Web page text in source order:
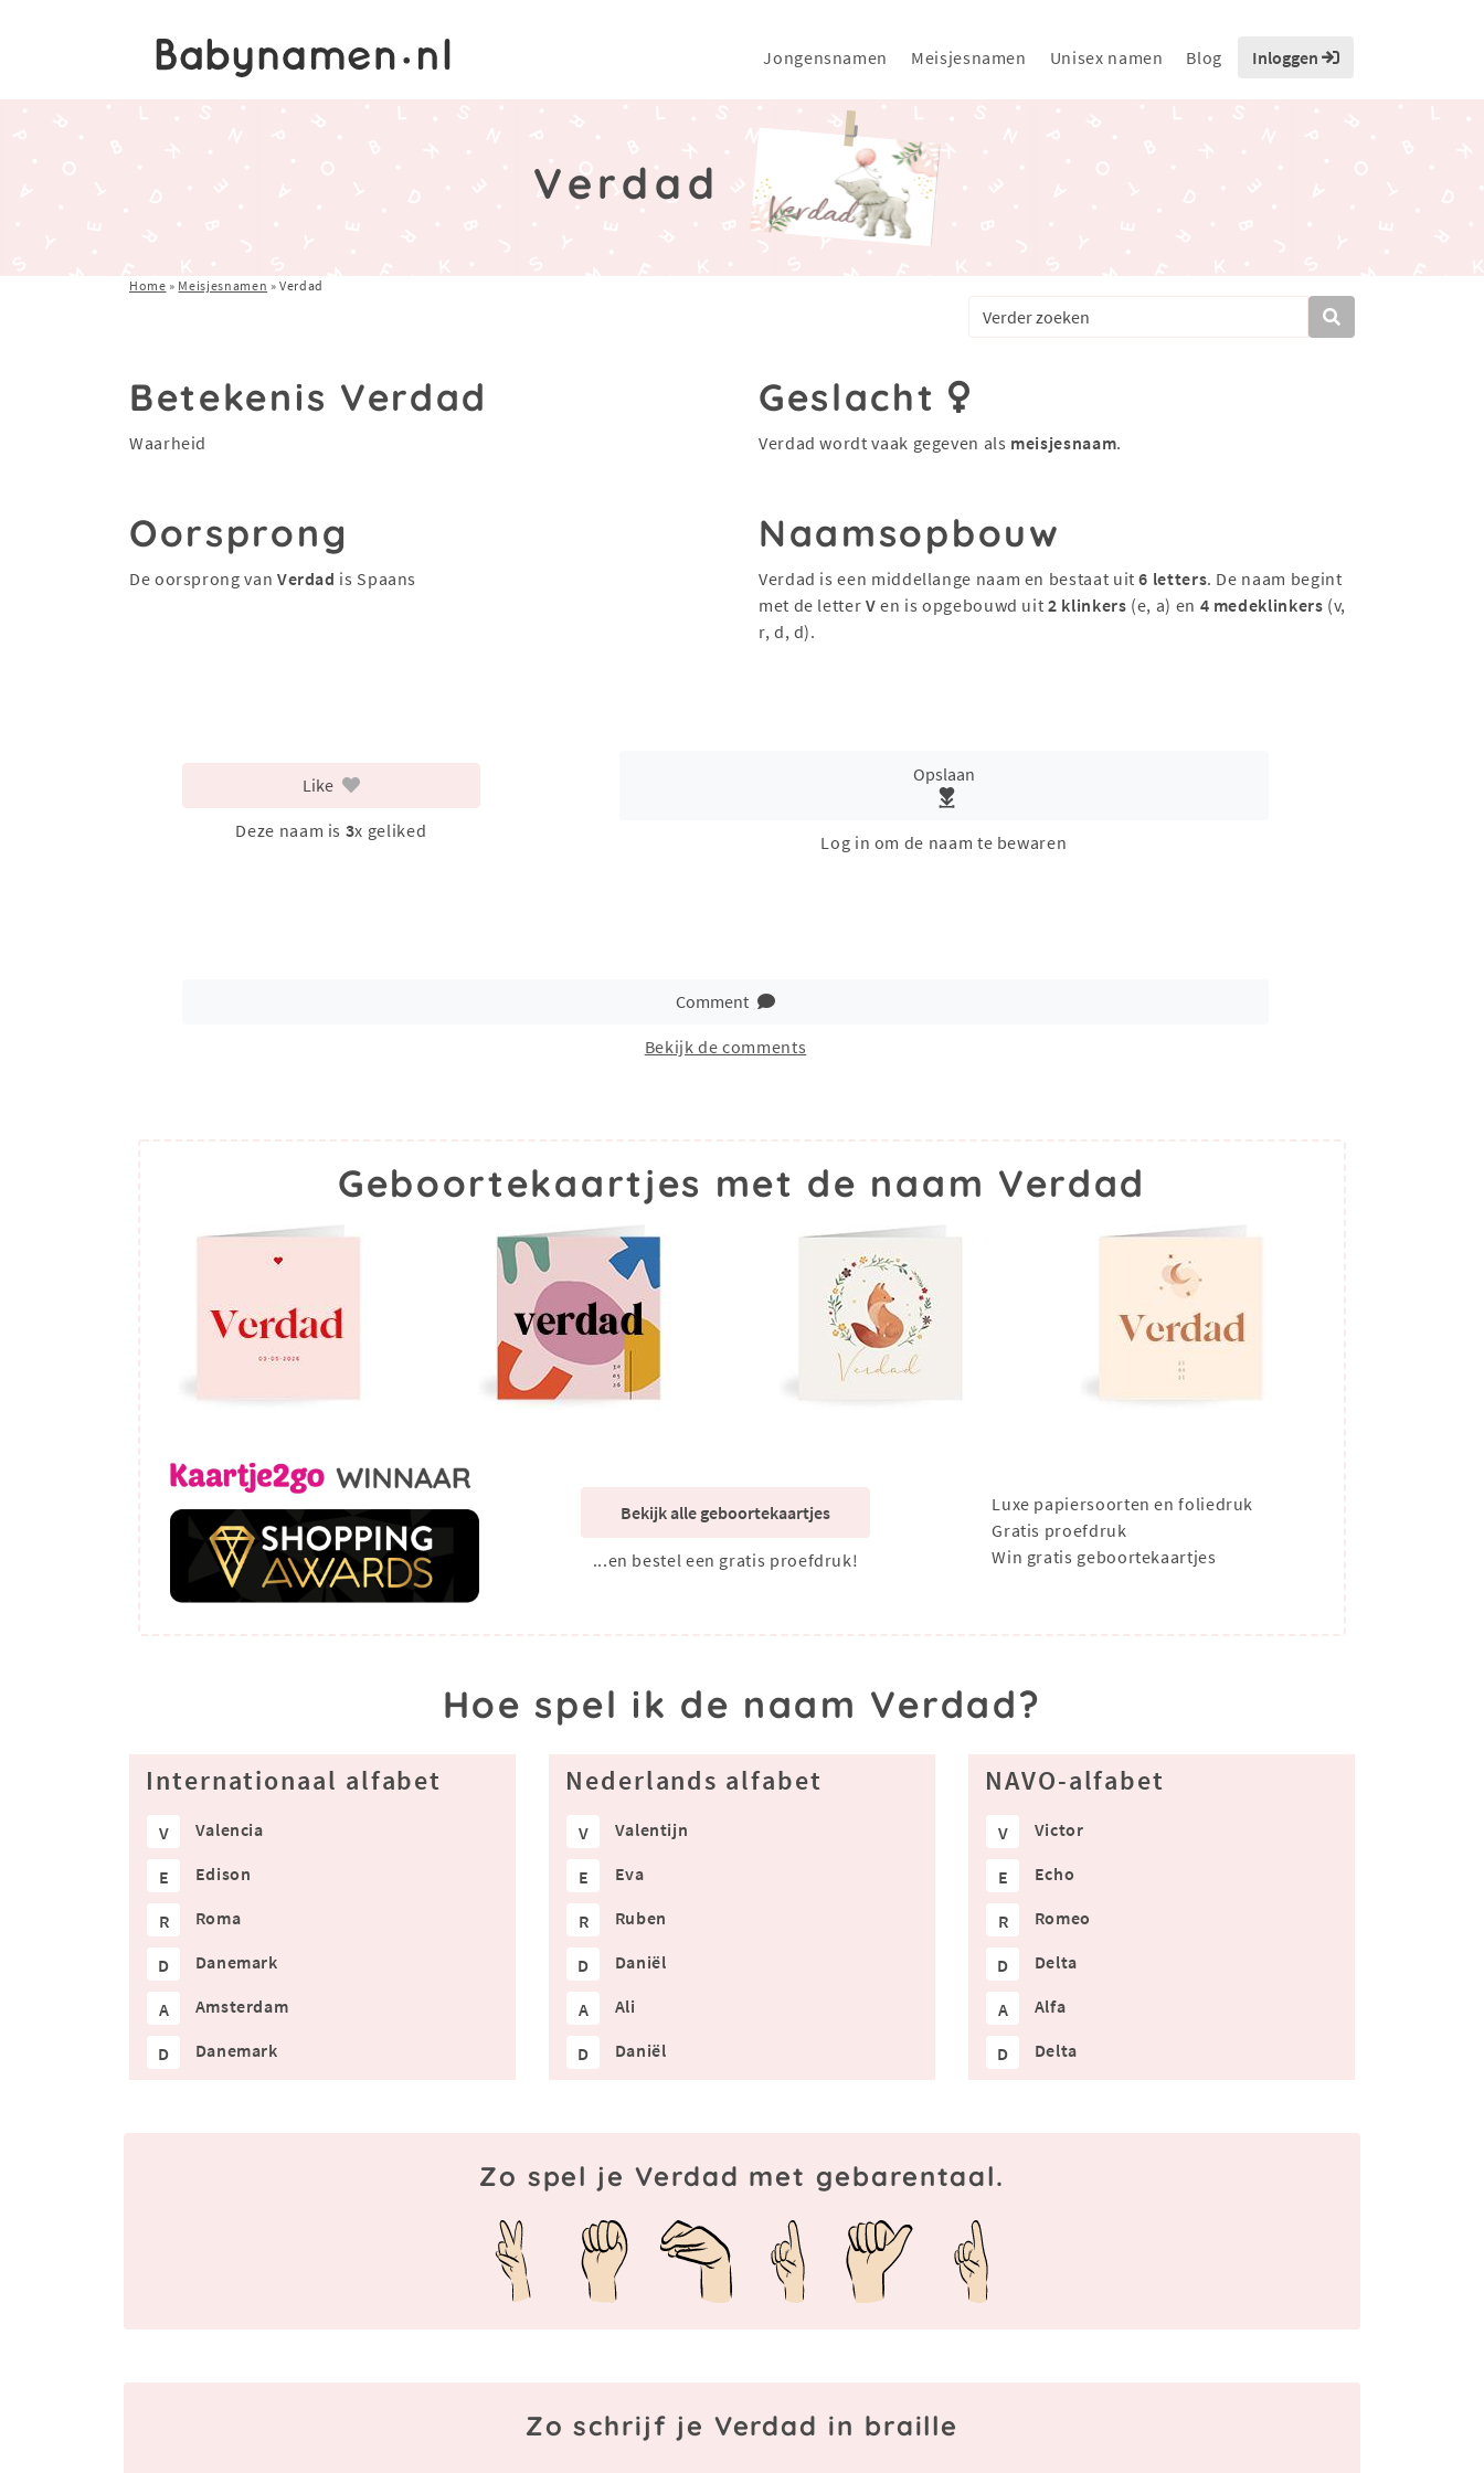
Jongensnamen Meisjesnamen Unisex namen Blog Inloggen
Verdad
Home » Meisjesnamen »Verdad
Betekenis Verdad
Waarheid
Geslacht
Verdad wordt vaak gegeven als meisjesnaam.
Oorsprong
De oorsprong van Verdad is Spaans
Naamsopbouw
Verdad is een middellange naam en bestaat uit6 letters. De naam begint
met de letter V en is opgebouwd uit2 klinkers (e, a) en 4 medeklinkers (v,
r, d, d).
Like
Deze naam is 3x geliked
Opslaan
Log in om de naam te bewaren
Comment
Bekijk de comments
Geboortekaartjes met de naam Verdad
Bekijk alle geboortekaartjes
...en bestel een gratis proefdruk!
Luxe papiersoorten en foliedruk
Gratis proefdruk
Win gratis geboortekaartjes
Hoe spel ik de naam Verdad?
Internationaal alfabet
V Valencia
E Edison
R Roma
D Danemark
A Amsterdam
D Danemark
Nederlands alfabet
V Valentijn
E Eva
R Ruben
D Daniël
A Ali
D Daniël
NAVO-alfabet
V Victor
E Echo
R Romeo
D Delta
A Alfa
D Delta
Zo spel je Verdad met gebarentaal.
Zo schrijf je Verdad in braille